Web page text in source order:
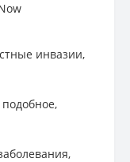
инвазии,